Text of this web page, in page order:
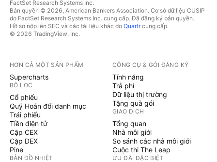
FactSet Research Systems Inc.
Bản quyền © 2026, American Bankers Association. Cơ sở dữ liệu CUSIP
do FactSet Research Systems Inc. cung cấp. Đã đăng ký bản quyền.
Hồ sơ nộp lên SEC và các tài liệu khác do Quartrcung cấp.
© 2026 TradingView, Inc.
HƠN CẢ MỘT SẢN PHẨM
Supercharts
BỘ LỌC
Cổ phiếu
Quỹ Hoán đổi danh mục
Trái phiếu
Tiền điện tử
Cặp CEX
Cặp DEX
Pine
BẢN ĐỒ NHIỆT
CÔNG CỤ & GÓI ĐĂNG KÝ
Tính năng
Trả phí
Dữ liệu thị trường
Tặng quà gói
GIAO DỊCH
Tổng quan
Nhà môi giới
So sánh các nhà môi giới
Cuộc thi The Leap
ƯU ĐÃI ĐẶC BIỆT